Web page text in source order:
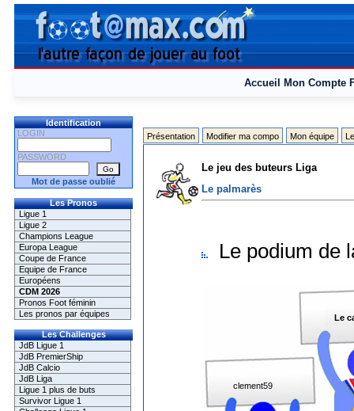
Accueil Mon Compte
Identification
LOGIN
PASSWORD
Mot de passe oublié
Les Pronos
Ligue 1
Ligue 2
Champions League
Europa League
Coupe de France
Equipe de France
Européens
CDM 2026
Pronos Foot féminin
Les pronos par équipes
Les Challenges
JdB Ligue 1
JdB PremierShip
JdB Calcio
JdB Liga
Ligue 1 plus de buts
Survivor Ligue 1
Présentation Modifier ma compo Mon équipe
Le jeu des buteurs Liga
Le palmarès
Le podium de
Le
clement59